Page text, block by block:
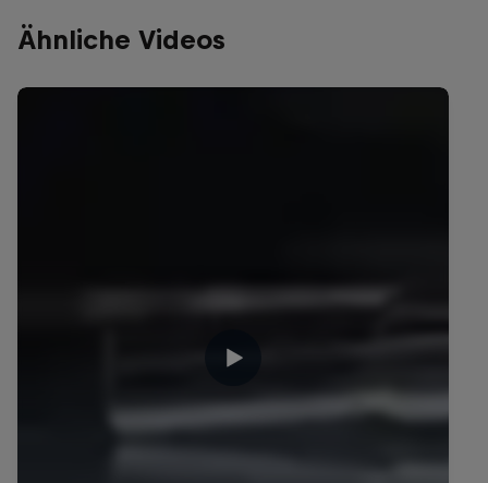
Ähnliche Videos